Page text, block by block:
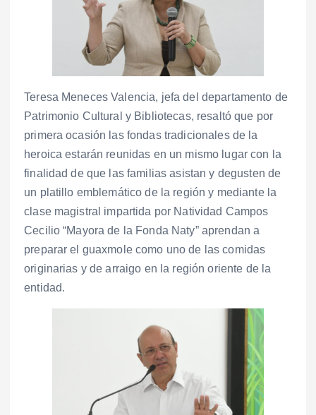
Teresa Meneces Valencia, jefa del departamento de
Patrimonio Cultural y Bibliotecas, resaltó que por
primera ocasión las fondas tradicionales de la
heroica estarán reunidas en un mismo lugar con la
finalidad de que las familias asistan y degusten de
un platillo emblemático de la región y mediante la
clase magistral impartida por Natividad Campos
Cecilio “Mayora de la Fonda Naty” aprendan a
preparar el guaxmole como uno de las comidas
originarias y de arraigo en la región oriente de la
entidad.